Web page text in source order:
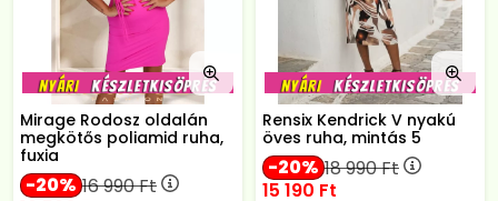
Mirage Rodosz oldalán
megkötős poliamid ruha,
fuxia
20 16 990Ft
Rensix Kendrick V nyakú
öves ruha, mintás 5
20 18 990Ft
15 190 Ft